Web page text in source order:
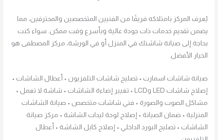
يُعرف المركز بامتلاكه فريقًا من الفنيين المتخصصين والمحترفين، مما
يضمن تقديم خدمات ذات جودة عالية وبأسرع وقت ممكن. سواء كنت
بحاجة إلى صيانة شاشتك في المنزل أو في الورشة، مركز المصطفى هو
الخيار الأفضل.
صيانة شاشات اسمارت • تصليح شاشات التلفزيون • أعطال الشاشات •
إصلاح شاشات LED وLCD • تغيير إضاءة الشاشات • شاشة لا تعمل •
مشاكل الصوت والصورة • فني شاشات متخصص • صيانة الشاشات
المنزلية • ضمان الصيانة • إصلاح لوحة ليدات الشاشة • مركز صيانة
الشاشات • تصليح البورد الداخلي • إصلاح كابل الشاشة • أعطال